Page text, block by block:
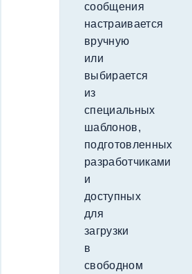
сообщения
настраивается
вручную
или
выбирается
из
специальных
шаблонов,
подготовленных
разработчиками
и
доступных
для
загрузки
в
свободном